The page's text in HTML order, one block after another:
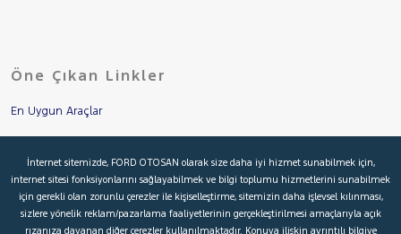
Öne Çıkan Linkler
En Uygun Araçlar
İkinci El Garanti
Kampanyalar
İnternet sitemizde, FORD OTOSAN olarak size daha iyi hizmet sunabilmek için,
internet sitesi fonksiyonlarını sağlayabilmek ve bilgi toplumu hizmetlerini sunabilmek
için gerekli olan zorunlu çerezler ile kişiselleştirme, sitemizin daha işlevsel kılınması,
sizlere yönelik reklam/pazarlama faaliyetlerinin gerçekleştirilmesi amaçlarıyla açık
rızanıza dayanan diğer çerezler kullanılmaktadır. Konuya ilişkin ayrıntılı bilgiye